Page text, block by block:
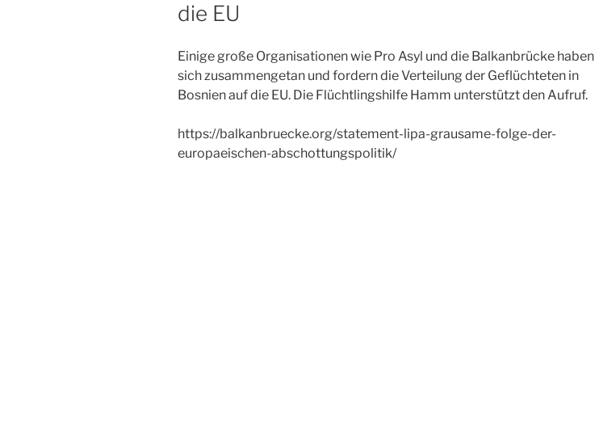
die EU
Einige große Organisationen wie Pro Asyl und die Balkanbrücke haben
sich zusammengetan und fordern die Verteilung der Geflüchteten in
Bosnien auf die EU. Die Flüchtlingshilfe Hamm unterstützt den Aufruf.
https://balkanbruecke.org/statement-lipa-grausame-folge-der-
europaeischen-abschottungspolitik/